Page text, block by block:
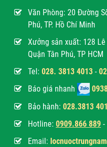
Văn Phòng: 20 Đường
Phú, TP. Hồ Chí Minh
Xưởng sản xuất: 128
Quận Tân Phú, TP HCM
Tel: 028. 3813 4013 -
Báo giá nhanh
Bảo hành: 028.3813
Hotline: 0909.866 889 -
Email: